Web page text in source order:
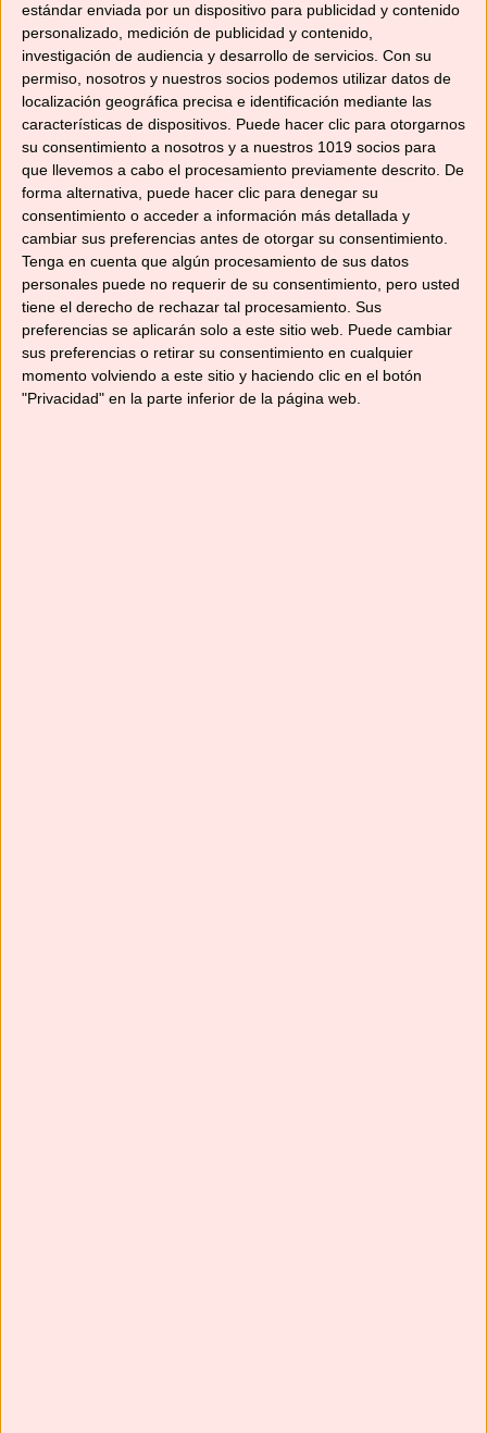
estándar enviada por un dispositivo para publicidad y contenido
personalizado, medición de publicidad y contenido,
investigación de audiencia y desarrollo de servicios. Con su
permiso, nosotros y nuestros socios podemos utilizar datos de
localización geográfica precisa e identificación mediante las
características de dispositivos. Puede hacer clic para otorgarnos
su consentimiento a nosotros y a nuestros 1019 socios para
que llevemos a cabo el procesamiento previamente descrito. De
forma alternativa, puede hacer clic para denegar su
consentimiento o acceder a información más detallada y
cambiar sus preferencias antes de otorgar su consentimiento.
Tenga en cuenta que algún procesamiento de sus datos
personales puede no requerir de su consentimiento, pero usted
tiene el derecho de rechazar tal procesamiento. Sus
preferencias se aplicarán solo a este sitio web. Puede cambiar
sus preferencias o retirar su consentimiento en cualquier
momento volviendo a este sitio y haciendo clic en el botón
"Privacidad" en la parte inferior de la página web.
La receta de hoy, una rica y fácil tarta de
chocolate con fresas, ha sido para celebrar el
día de los Enamorados, pero sirve
perfectamente como colofón a cualquier
comida. ¡Tiene una textura increíble!
Ingredientes para la tarta de chocolate y fresas:
220 gr. galletas de chocolate (tipo Oreo) 200 gr.
de nata +35% de …Leer más
Categorías
Recetas con Thermomix,Recetas de postres
y dulces
Etiquetas
chocolate,fresas,Navidad, recetas para
compartir,robot de cocina,San Valentín ,tarta
casera,tarta de chocolate, tartas caseras